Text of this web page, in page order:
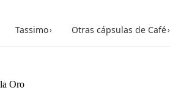
Tassimo› Otras cápsulas de Café›
Oro